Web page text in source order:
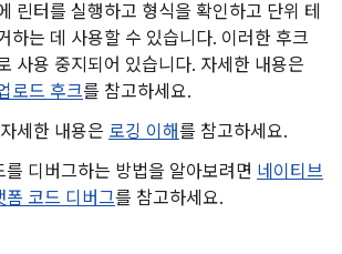
린터를 실행하고 형식을 확인하고 단위 테
하는 데 사용할 수 있습니다. 이러한 후크
사용 중지되어 있습니다. 자세한 내용은
로드 후크를 참고하세요.
세한 내용은 로깅 이해를 참고하세요.
디버그하는 방법을 알아보려면 네이티브
코드 디버그를 참고하세요.